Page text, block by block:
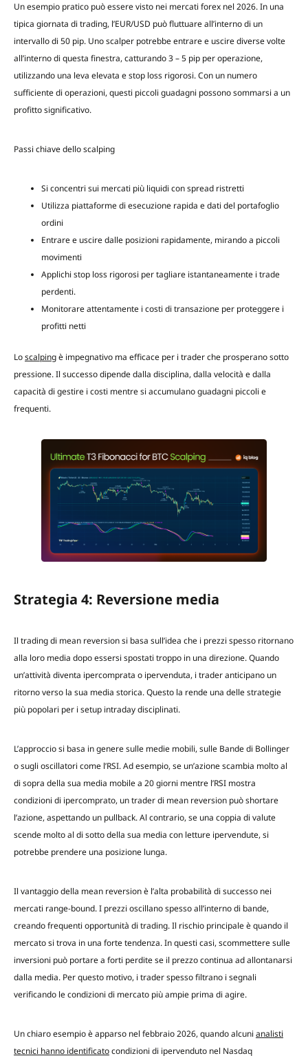
Un esempio pratico può essere visto nei mercati forex nel 2026. In una
tipica giornata di trading, l’EUR/USD può fluttuare all’interno di un
intervallo di 50 pip. Uno scalper potrebbe entrare e uscire diverse volte
all’interno di questa finestra, catturando 3 – 5 pip per operazione,
utilizzando una leva elevata e stop loss rigorosi. Con un numero
sufficiente di operazioni, questi piccoli guadagni possono sommarsi a un
profitto significativo.
Passi chiave dello scalping
Si concentri sui mercati più liquidi con spread ristretti
Utilizza piattaforme di esecuzione rapida e dati del portafoglio
ordini
Entrare e uscire dalle posizioni rapidamente, mirando a piccoli
movimenti
Applichi stop loss rigorosi per tagliare istantaneamente i trade
perdenti.
Monitorare attentamente i costi di transazione per proteggere i
profitti netti
Loscalpingè impegnativo ma efficace per i trader che prosperano sotto
pressione. Il successo dipende dalla disciplina, dalla velocità e dalla
capacità di gestire i costi mentre si accumulano guadagni piccoli e
frequenti.
Strategia 4: Reversione media
Il trading di mean reversion si basa sull’idea che i prezzi spesso ritornano
alla loro media dopo essersi spostati troppo in una direzione. Quando
un’attività diventa ipercomprata o ipervenduta, i trader anticipano un
ritorno verso la sua media storica. Questo la rende una delle strategie
più popolari per i setup intraday disciplinati.
L’approccio si basa in genere sulle medie mobili, sulle Bande di Bollinger
o sugli oscillatori come l’RSI. Ad esempio, se un’azione scambia molto al
di sopra della sua media mobile a 20 giorni mentre l’RSI mostra
condizioni di ipercomprato, un trader di mean reversion può shortare
l’azione, aspettando un pullback. Al contrario, se una coppia di valute
scende molto al di sotto della sua media con letture ipervendute, si
potrebbe prendere una posizione lunga.
Il vantaggio della mean reversion è l’alta probabilità di successo nei
mercati range-bound. I prezzi oscillano spesso all’interno di bande,
creando frequenti opportunità di trading. Il rischio principale è quando il
mercato si trova in una forte tendenza. In questi casi, scommettere sulle
inversioni può portare a forti perdite se il prezzo continua ad allontanarsi
dalla media. Per questo motivo, i trader spesso filtrano i segnali
verificando le condizioni di mercato più ampie prima di agire.
Un chiaro esempio è apparso nel febbraio 2026, quando alcuni analisti
tecnici hanno identificatocondizioni di ipervenduto nel Nasdaq